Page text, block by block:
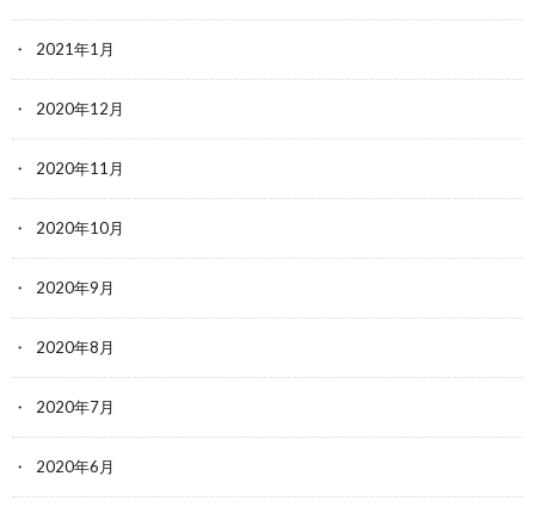
2021年1月
2020年12月
2020年11月
2020年10月
2020年9月
2020年8月
2020年7月
2020年6月